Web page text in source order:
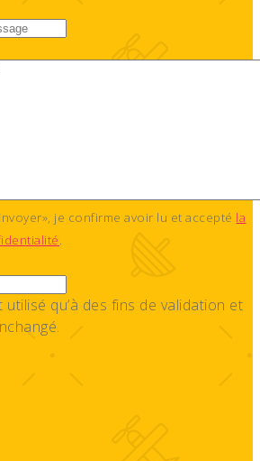
je confirme avoir lu et accepté la
.
utilisé qu’à des fins de validation et